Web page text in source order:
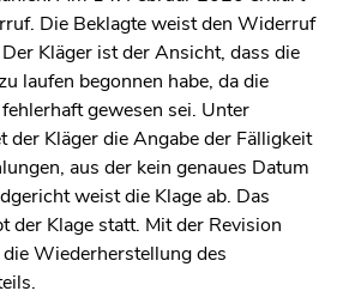
Die Beklagte weist den Widerruf
Kläger ist der Ansicht, dass die
laufen begonnen habe, da die
gewesen sei. Unter
der Kläger die Angabe der Fälligkeit
aus der kein genaues Datum
weist die Klage ab. Das
der Klage statt. Mit der Revision
Wiederherstellung des